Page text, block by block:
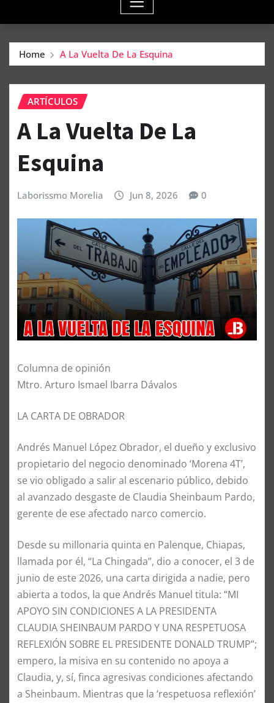
Home A La Vuelta De La Esquina
ARTÍCULOS
A La Vuelta De La
Esquina
Laborissmo Morelia Jun 8, 2026 0
Columna de opinión
Mtro. Arturo Ismael Ibarra Dávalos
LA CARTA DE OBRADOR
Andrés Manuel López Obrador, el dueño y exclusivo
propietario del negocio denominado ‘Morena 4T’,
se vio obligado a salir al escenario público, debido
al avanzado desgaste de Claudia Sheinbaum Pardo,
gerente de ese afectado narco comercio.
Desde su millonaria quinta en Palenque, Chiapas,
llamada por él, “La Chingada”, dio a conocer, el 3 de
junio de este 2026, una carta dirigida a nadie, pero
abierta a todos, la que Andrés Manuel titula: “MI
APOYO SIN CONDICIONES A LA PRESIDENTA
CLAUDIA SHEINBAUM PARDO Y UNA RESPETUOSA
REFLEXIÓN SOBRE EL PRESIDENTE DONALD TRUMP”;
empero, la misiva en su contenido no apoya a
Claudia, y, sí, finca agresivas condiciones afectando
a Sheinbaum. Mientras que la ‘respetuosa reflexión’